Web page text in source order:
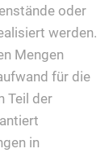
oder
werden.
Mengen
für die
Teil der
in